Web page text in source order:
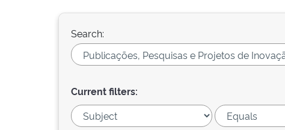
Search:
Current filters: